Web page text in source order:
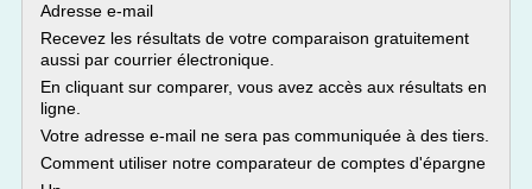
Adresse e-mail
Recevez les résultats de votre comparaison gratuitement
aussi par courrier électronique.
En cliquant sur comparer, vous avez accès aux résultats en
ligne.
Votre adresse e-mail ne sera pas communiquée à des tiers.
Comment utiliser notre comparateur de comptes d'épargne